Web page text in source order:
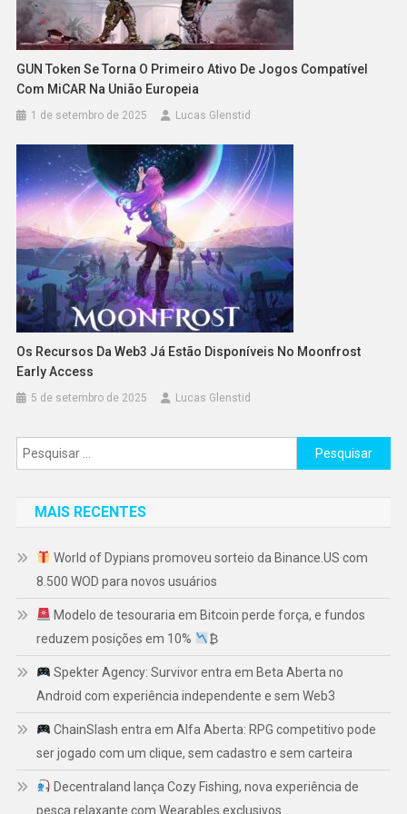
GUN Token Se Torna O Primeiro Ativo De Jogos Compatível
Com MiCAR Na União Europeia
1 de setembro de 2025 Lucas Glenstid
Os Recursos Da Web3 Já Estão Disponíveis No Moonfrost
Early Access
5 de setembro de 2025 Lucas Glenstid
Pesquisar
por:
MAIS RECENTES
World of Dypians promoveu sorteio da Binance.US com
8.500 WOD para novos usuários
Modelo de tesouraria em Bitcoin perde força, e fundos
reduzem posições em 10%
₿
Spekter Agency: Survivor entra em Beta Aberta no
Android com experiência independente e sem Web3
ChainSlash entra em Alfa Aberta: RPG competitivo pode
ser jogado com um clique, sem cadastro e sem carteira
Decentraland lança Cozy Fishing, nova experiência de
pesca relaxante com Wearables exclusivos